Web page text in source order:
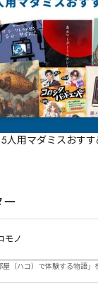
5人用マダミスおす
モノ
屋（ハコ）で体験する物語